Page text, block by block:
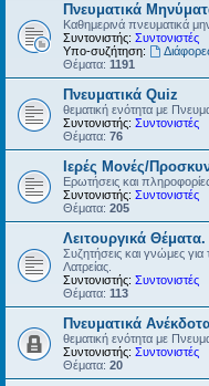
Πνευματικά
Καθημερινά πνευματικά
Συντονιστής: Συντονιστές
Υπο-συζήτηση:
Θέματα: 1191
Πνευματικά Quiz
θεματική ενότητα με
Συντονιστής: Συντονιστές
Θέματα: 76
Ιερές Μονές/
Ερωτήσεις και
Συντονιστής: Συντονιστές
Θέματα: 205
Λειτουργικά Θέματα.
Συζητήσεις και γνώμες
Λατρείας.
Συντονιστής: Συντονιστές
Θέματα: 113
Πνευματικά
θεματική ενότητα με
Συντονιστής: Συντονιστές
Θέματα: 20